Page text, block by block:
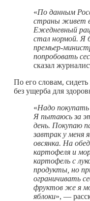
«По данным
страны живет
Ежедневный
стал нормой. Я
премьер-
попробовать
сказал
По его словам,
без ущерба для
«Надо покупать
Я пытаюсь за
день. Покупаю
завтрак у меня
овсянка. На
картофеля и
картофель с
продукты, но
ограничивать
фруктов же я
яблоки», —